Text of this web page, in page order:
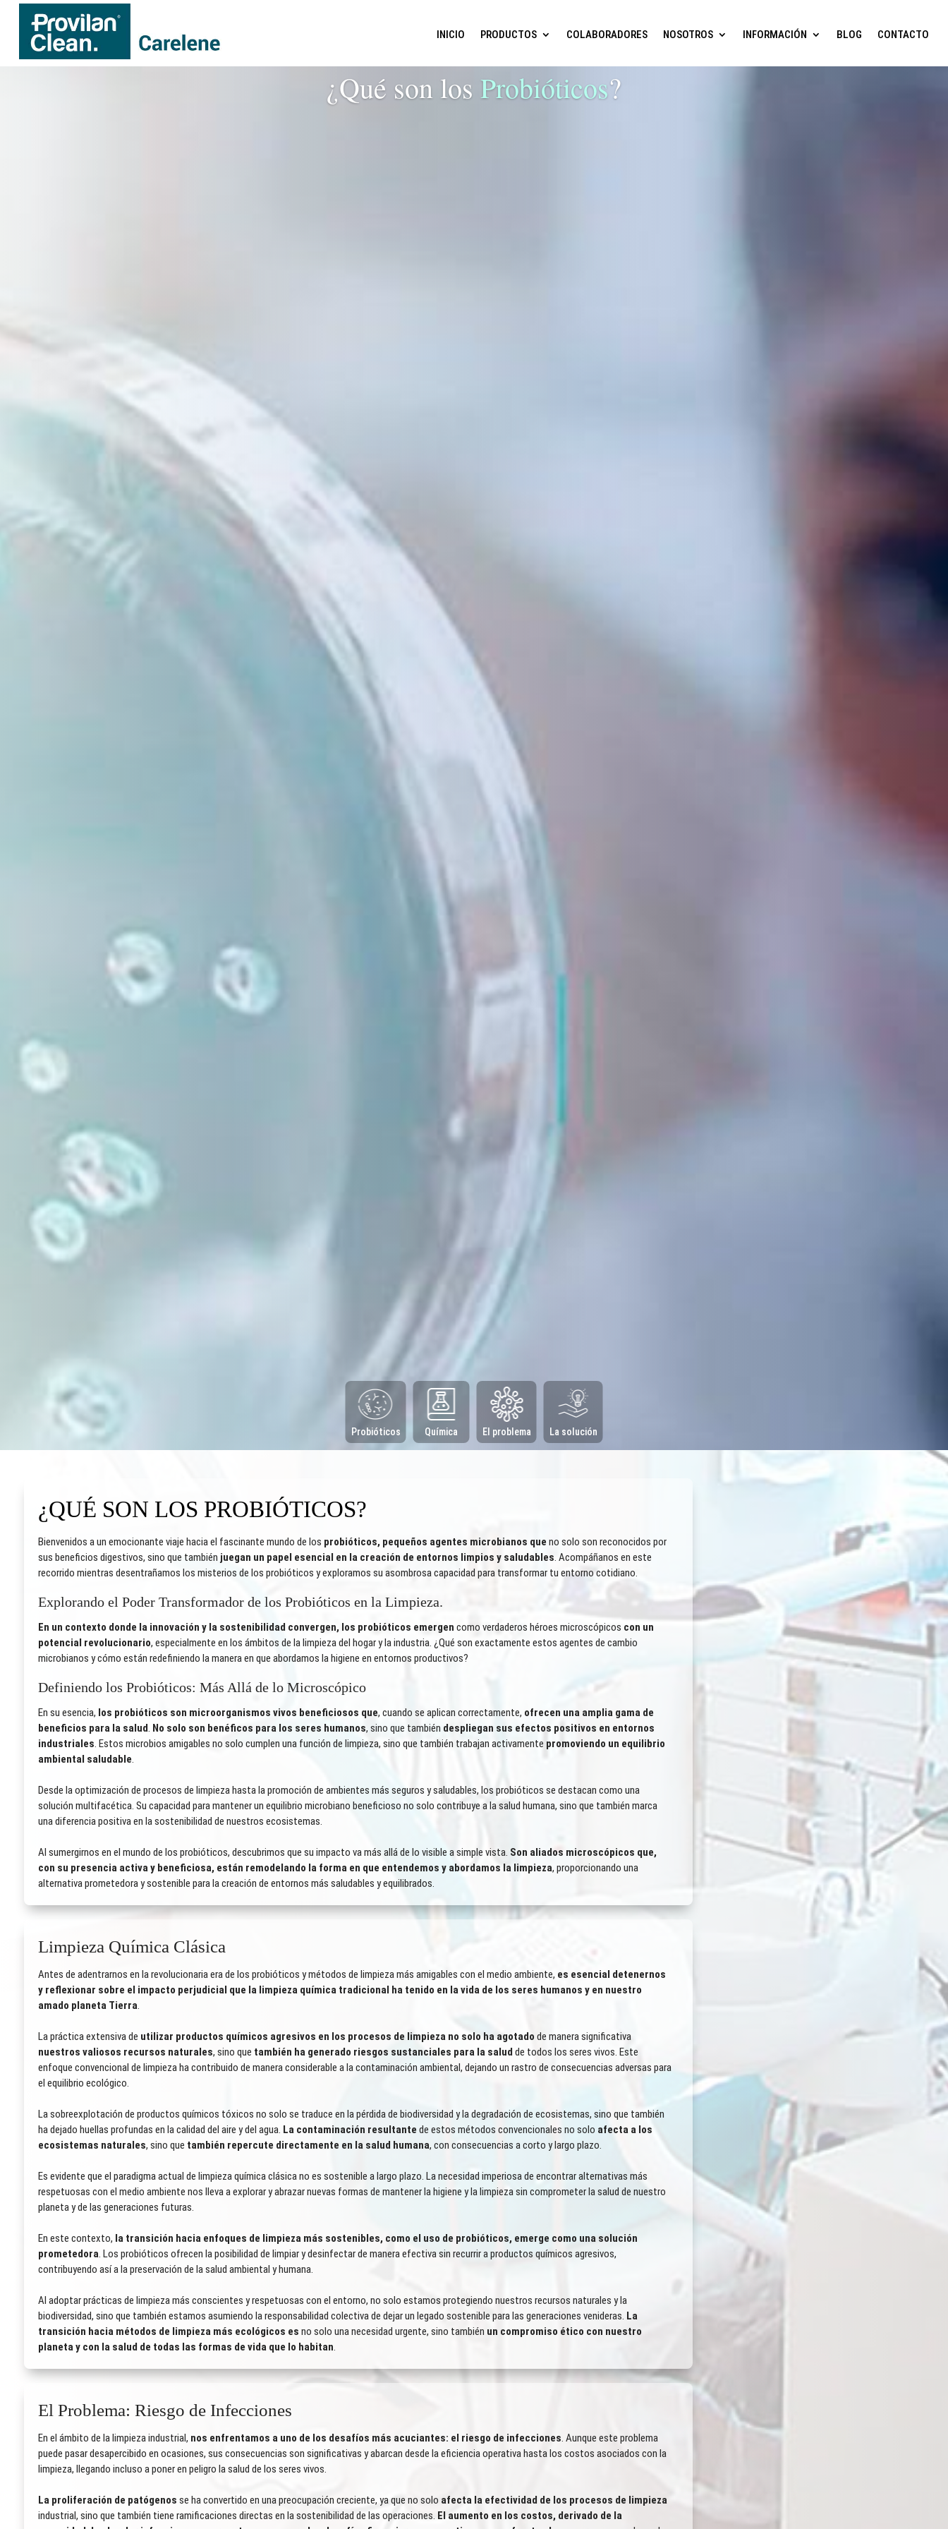
INICIO PRODUCTOS COLABORADORES NOSOTROS INFORMACIÓN BLOG CONTACTO
¿Qué son los Probióticos?
Probióticos Química El problema La solución
¿QUÉ SON LOS PROBIÓTICOS?
Bienvenidos a un emocionante viaje hacia el fascinante mundo de los probióticos, pequeños agentes microbianos que no solo son reconocidos por
sus beneficios digestivos, sino que también juegan un papel esencial en la creación de entornos limpios y saludables . Acompáñanos en este
recorrido mientras desentrañamos los misterios de los probióticos y exploramos su asombrosa capacidad para transformar tu entorno cotidiano.
Explorando el Poder Transformador de los Probióticos en la Limpieza.
En un contexto donde la innovación y la sostenibilidad convergen, los probióticos emergen como verdaderos héroes microscópicos con un
potencial revolucionario, especialmente en los ámbitos de la limpieza del hogar y la industria. ¿Qué son exactamente estos agentes de cambio
microbianos y cómo están redefiniendo la manera en que abordamos la higiene en entornos productivos?
Definiendo los Probióticos: Más Allá de lo Microscópico
En su esencia, los probióticos son microorganismos vivos beneficiosos que, cuando se aplican correctamente, ofrecen una amplia gama de
beneficios para la salud No solo son benéficos para los seres humanos, sino que también despliegan sus efectos positivos en entornos
industriales . Estos microbios amigables no solo cumplen una función de limpieza, sino que también trabajan activamente promoviendo un equilibrio
ambiental saludable
Desde la optimización de procesos de limpieza hasta la promoción de ambientes más seguros y saludables, los probióticos se destacan como una
solución multifacética. Su capacidad para mantener un equilibrio microbiano beneficioso no solo contribuye a la salud humana, sino que también marca
una diferencia positiva en la sostenibilidad de nuestros ecosistemas.
Al sumergirnos en el mundo de los probióticos, descubrimos que su impacto va más allá de lo visible a simple vista. Son aliados microscópicos que,
con su presencia activa y beneficiosa, están remodelando la forma en que entendemos y abordamos la limpieza, proporcionando una
alternativa prometedora y sostenible para la creación de entornos más saludables y equilibrados.
Científicamente Probado
Limpieza Química Clásica
Antes de adentrarnos en la revolucionaria era de los probióticos y métodos de limpieza más amigables con el medio ambiente, es esencial detenernos
y reflexionar sobre el impacto perjudicial que la limpieza química tradicional ha tenido en la vida de los seres humanos y en nuestro
amado planeta Tierra
La práctica extensiva de utilizar productos químicos agresivos en los procesos de limpieza no solo ha agotado de manera significativa
nuestros valiosos recursos naturales, sino que también ha generado riesgos sustanciales para la salud de todos los seres vivos. Este
enfoque convencional de limpieza ha contribuido de manera considerable a la contaminación ambiental, dejando un rastro de consecuencias adversas para
el equilibrio ecológico.
La sobreexplotación de productos químicos tóxicos no solo se traduce en la pérdida de biodiversidad y la degradación de ecosistemas, sino que también
ha dejado huellas profundas en la calidad del aire y del agua. La contaminación resultante de estos métodos convencionales no solo afecta a los
ecosistemas naturales, sino que también repercute directamente en la salud humana, con consecuencias a corto y largo plazo.
Es evidente que el paradigma actual de limpieza química clásica no es sostenible a largo plazo. La necesidad imperiosa de encontrar alternativas más
respetuosas con el medio ambiente nos lleva a explorar y abrazar nuevas formas de mantener la higiene y la limpieza sin comprometer la salud de nuestro
planeta y de las generaciones futuras.
En este contexto, la transición hacia enfoques de limpieza más sostenibles, como el uso de probióticos, emerge como una solución
prometedora . Los probióticos ofrecen la posibilidad de limpiar y desinfectar de manera efectiva sin recurrir a productos químicos agresivos,
contribuyendo así a la preservación de la salud ambiental y humana.
Al adoptar prácticas de limpieza más conscientes y respetuosas con el entorno, no solo estamos protegiendo nuestros recursos naturales y la
biodiversidad, sino que también estamos asumiendo la responsabilidad colectiva de dejar un legado sostenible para las generaciones venideras. La
transición hacia métodos de limpieza más ecológicos es no solo una necesidad urgente, sino también un compromiso ético con nuestro
planeta y con la salud de todas las formas de vida que lo habitan
Respeto por la Naturaleza
El Problema: Riesgo de Infecciones
En el ámbito de la limpieza industrial, nos enfrentamos a uno de los desafíos más acuciantes: el riesgo de infecciones . Aunque este problema
puede pasar desapercibido en ocasiones, sus consecuencias son significativas y abarcan desde la eficiencia operativa hasta los costos asociados con la
limpieza, llegando incluso a poner en peligro la salud de los seres vivos.
La proliferación de patógenos se ha convertido en una preocupación creciente, ya que no solo afecta la efectividad de los procesos de limpieza
industrial, sino que también tiene ramificaciones directas en la sostenibilidad de las operaciones. El aumento en los costos, derivado de la